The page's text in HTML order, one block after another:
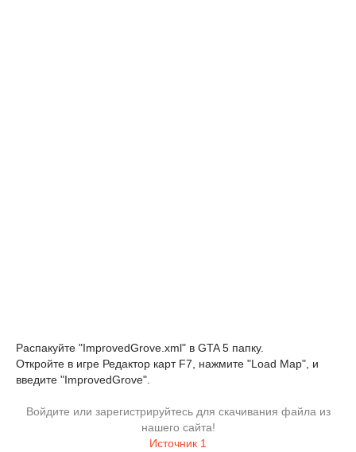
Распакуйте "ImprovedGrove.xml" в GTA 5 папку.
Откройте в игре Редактор карт F7, нажмите "Load Map", и
введите "ImprovedGrove".
Войдите или зарегистрируйтесь для скачивания файла из
нашего сайта!
Источник 1